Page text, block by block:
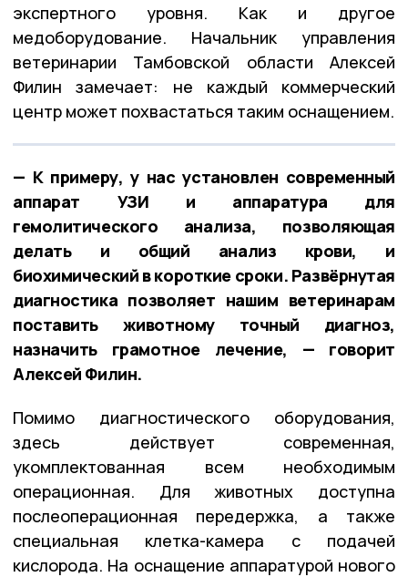
экспертного уровня. Как и другое
медоборудование. Начальник управления
ветеринарии Тамбовской области Алексей
Филин замечает: не каждый коммерческий
центр может похвастаться таким оснащением.
— К примеру, у нас установлен современный
аппарат УЗИ и аппаратура для
гемолитического анализа, позволяющая
делать и общий анализ крови, и
биохимический в короткие сроки. Развёрнутая
диагностика позволяет нашим ветеринарам
поставить животному точный диагноз,
назначить грамотное лечение, — говорит
Алексей Филин.
Помимо диагностического оборудования,
здесь действует современная,
укомплектованная всем необходимым
операционная. Для животных доступна
послеоперационная передержка, а также
специальная клетка-камера с подачей
кислорода. На оснащение аппаратурой нового